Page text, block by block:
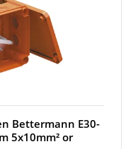
Bettermann E30-
5x10mm² or